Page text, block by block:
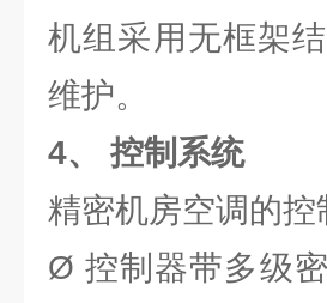
机组采用无框架
维护。
4、
控制系统
精密机房空调的
Ø 控制器带多级